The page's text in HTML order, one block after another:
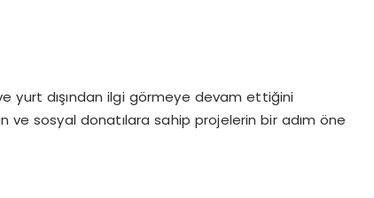
yurt dışından ilgi görmeye devam ettiğini
ve sosyal donatılara sahip projelerin bir adım öne